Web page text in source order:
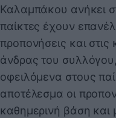
Καλαμπάκου ανήκει
παίκτες έχουν
προπονήσεις και
άνδρας του
οφειλόμενα στους
αποτέλεσμα οι
καθημερινή βάση και